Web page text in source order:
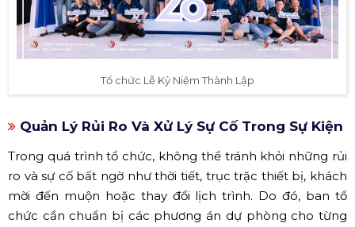
Tổ chức Lễ Kỷ Niệm Thành Lập
Quản Lý Rủi Ro Và Xử Lý Sự Cố Trong Sự Kiện
Trong quá trình tổ chức, không thể tránh khỏi những rủi
ro và sự cố bất ngờ như thời tiết, trục trặc thiết bị, khách
mời đến muộn hoặc thay đổi lịch trình. Do đó, ban tổ
chức cần chuẩn bị các phương án dự phòng cho từng